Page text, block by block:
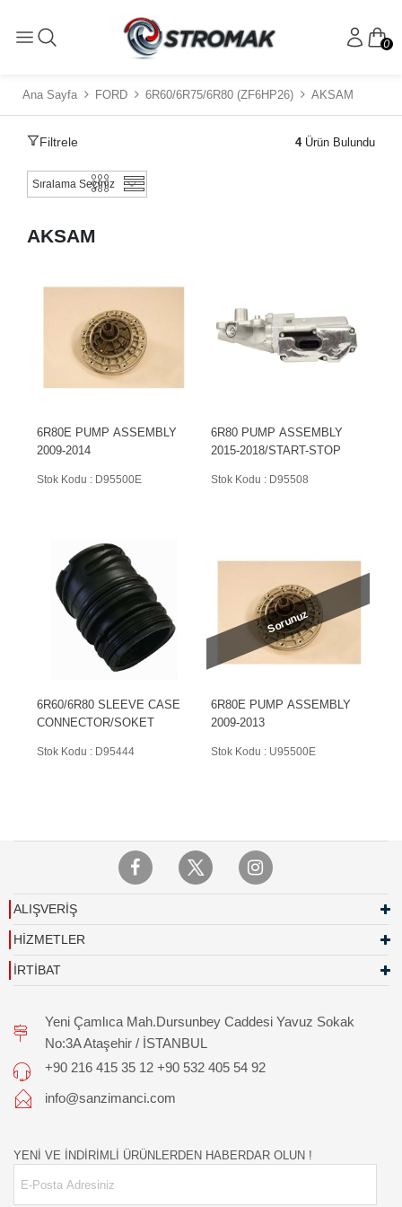
0
Ana Sayfa FORD 6R60/6R75/6R80 (ZF6HP26) AKSAM
Filtrele 4Ürün Bulundu
AKSAM
6R80E PUMP ASSEMBLY
2009-2014
Stok Kodu : D95500E
6R80 PUMP ASSEMBLY
2015-2018/START-STOP
Stok Kodu : D95508
6R60/6R80 SLEEVE CASE
CONNECTOR/SOKET
Stok Kodu : D95444
Sorunuz
6R80E PUMP ASSEMBLY
2009-2013
Stok Kodu : U95500E
ALIŞVERİŞ
HİZMETLER
İRTİBAT
Yeni Çamlıca Mah.Dursunbey Caddesi Yavuz Sokak
No:3A Ataşehir / İSTANBUL
+90 216 415 35 12 +90 532 405 54 92
info@sanzimanci.com
YENİ VE İNDİRİMLİ ÜRÜNLERDEN HABERDAR OLUN !